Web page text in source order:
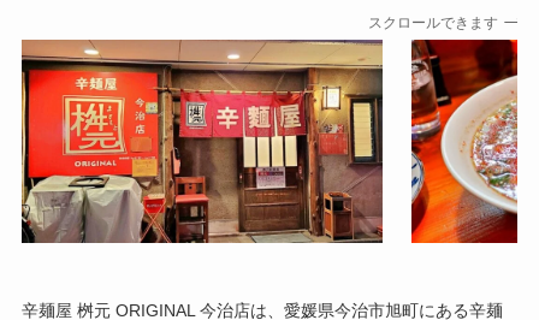
スクロールできます
辛麺屋 桝元 ORIGINAL 今治店は、愛媛県今治市旭町にある辛麺